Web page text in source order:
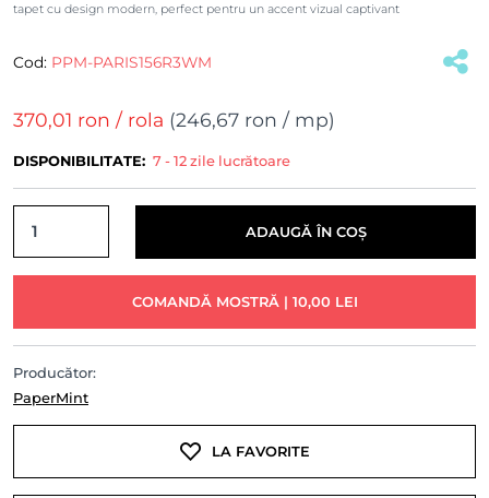
tapet cu design modern, perfect pentru un accent vizual captivant
Cod: PPM-PARIS156R3WM
370,01 ron / rola (246,67 ron / mp)
DISPONIBILITATE: 7 - 12 zile lucrătoare
ADAUGĂ ÎN COȘ
COMANDĂ MOSTRĂ | 10,00 LEI
Producător:
PaperMint
LA FAVORITE